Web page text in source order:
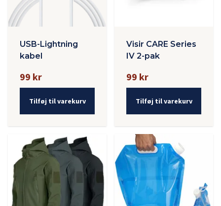
USB-Lightning
kabel
99 kr
Tilføj til varekurv
Visir CARE Series
IV 2-pak
99 kr
Tilføj til varekurv